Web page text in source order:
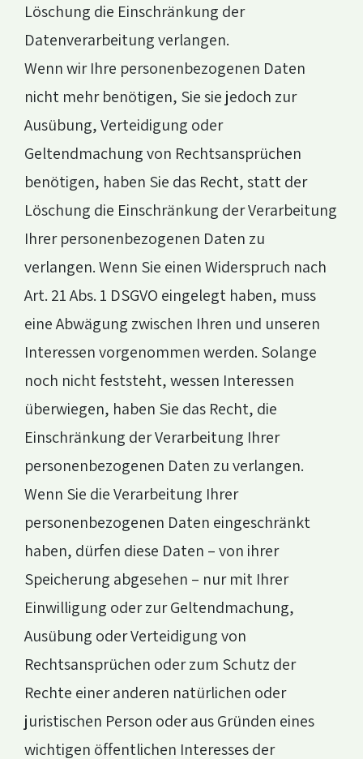
Löschung die Einschränkung der
Datenverarbeitung verlangen.
Wenn wir Ihre personenbezogenen Daten
nicht mehr benötigen, Sie sie jedoch zur
Ausübung, Verteidigung oder
Geltendmachung von Rechtsansprüchen
benötigen, haben Sie das Recht, statt der
Löschung die Einschränkung der Verarbeitung
Ihrer personenbezogenen Daten zu
verlangen. Wenn Sie einen Widerspruch nach
Art. 21 Abs. 1 DSGVO eingelegt haben, muss
eine Abwägung zwischen Ihren und unseren
Interessen vorgenommen werden. Solange
noch nicht feststeht, wessen Interessen
überwiegen, haben Sie das Recht, die
Einschränkung der Verarbeitung Ihrer
personenbezogenen Daten zu verlangen.
Wenn Sie die Verarbeitung Ihrer
personenbezogenen Daten eingeschränkt
haben, dürfen diese Daten – von ihrer
Speicherung abgesehen – nur mit Ihrer
Einwilligung oder zur Geltendmachung,
Ausübung oder Verteidigung von
Rechtsansprüchen oder zum Schutz der
Rechte einer anderen natürlichen oder
juristischen Person oder aus Gründen eines
wichtigen öffentlichen Interesses der